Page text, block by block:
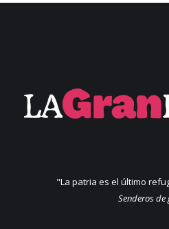
"La patria es el último
Senderos de